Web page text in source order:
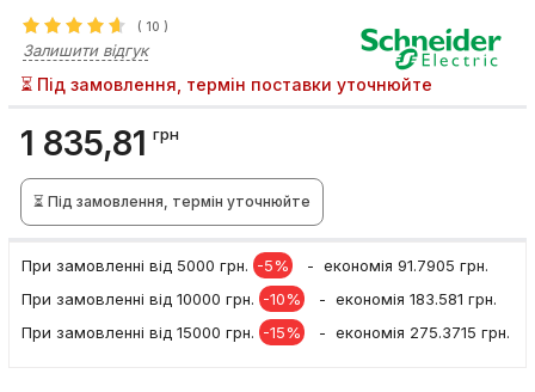
( 10 )
Залишити відгук
⏳ Під замовлення, термін поставки уточнюйте
1 835,81 грн
⏳ Під замовлення, термін уточнюйте
При замовленні вiд 5000 грн. -5%
- економія 91.7905 грн.
При замовленні вiд 10000 грн. -10%
- економія 183.581 грн.
При замовленні вiд 15000 грн. -15% - економія 275.3715 грн.